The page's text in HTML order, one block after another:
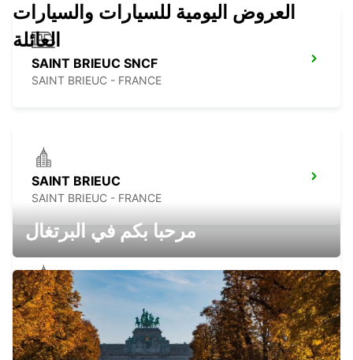
SAINT BRIEUC SNCF
SAINT BRIEUC - FRANCE
SAINT BRIEUC
SAINT BRIEUC - FRANCE
PONTIVY
PONTIVY - FRANCE
العروض اليومية للسيارات والسيارات
العائلة
مرحبا بكم في البرتغال